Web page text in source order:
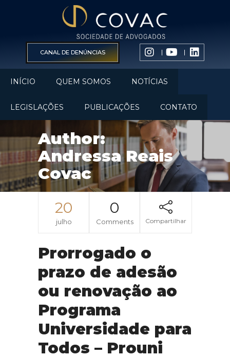
CANAL DE DENÚNCIAS
INÍCIO QUEM SOMOS NOTÍCIAS
LEGISLAÇÕES PUBLICAÇÕES CONTATO
Author:
Andressa Reais
Covac
20
julho
0
Comments Compartilhar
Prorrogado o
prazo de adesão
ou renovação ao
Programa
Universidade para
Todos – Prouni